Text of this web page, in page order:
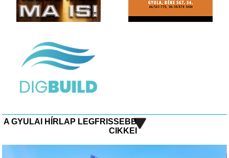
A GYULAI HÍRLAP LEGFRISSEBB
CIKKEI